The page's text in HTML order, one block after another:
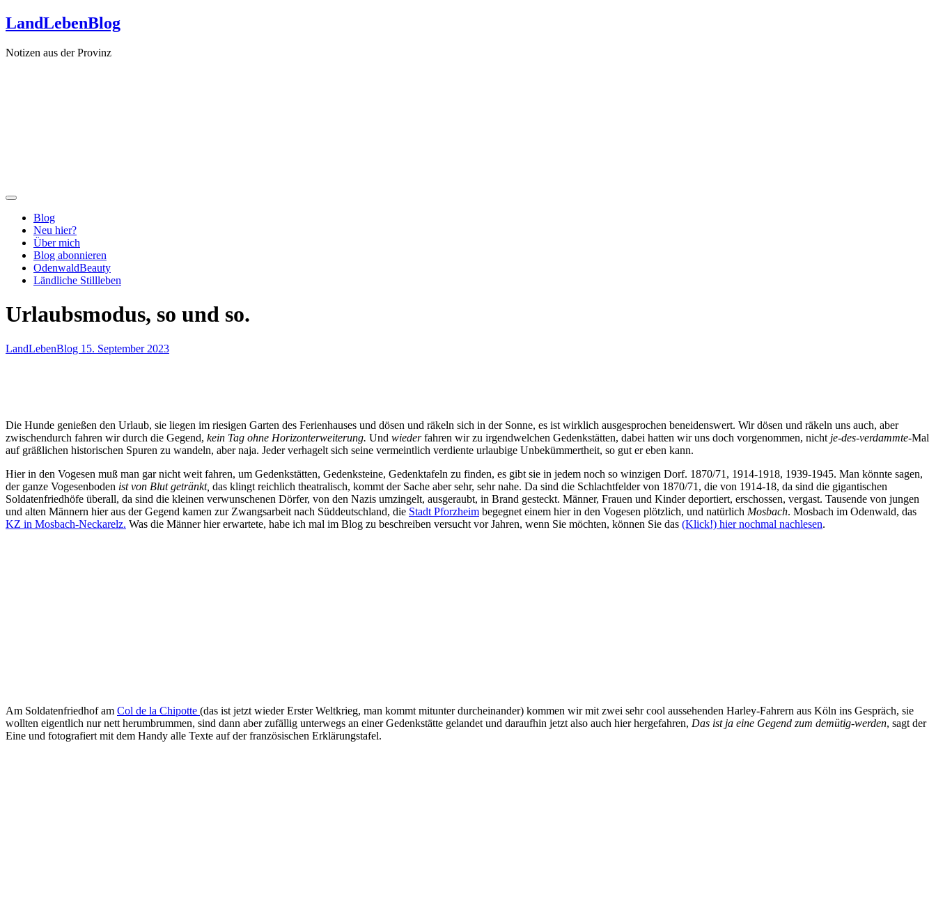
Zum
Inhalt
LandLebenBlog
Notizen aus der Provinz
Blog
Neu hier?
Über mich
Blog abonnieren
OdenwaldBeauty
Ländliche Stillleben
Urlaubsmodus, so und so.
LandLebenBlog 15. September 2023
Die Hunde genießen den Urlaub, sie liegen im riesigen Garten des Ferienhauses und dösen und räkeln sich in der Sonne, es ist wirklich ausgesprochen beneidenswert. Wir dösen und räkeln uns auch, aber
zwischendurch fahren wir durch die Gegend, kein Tag ohne Horizonterweiterung. Und wiederfahren wir zu irgendwelchen Gedenkstätten, dabei hatten wir uns doch vorgenommen, nicht je-des-verdammte-Mal
auf gräßlichen historischen Spuren zu wandeln, aber naja. Jeder verhagelt sich seine vermeintlich verdiente urlaubige Unbekümmertheit, so gut er eben kann.
Hier in den Vogesen muß man gar nicht weit fahren, um Gedenkstätten, Gedenksteine, Gedenktafeln zu finden, es gibt sie in jedem noch so winzigen Dorf. 1870/71, 1914-1918, 1939-1945. Man könnte sagen,
der ganze Vogesenboden ist von Blut getränkt, das klingt reichlich theatralisch, kommt der Sache aber sehr, sehr nahe. Da sind die Schlachtfelder von 1870/71, die von 1914-18, da sind die gigantischen
Soldatenfriedhöfe überall, da sind die kleinen verwunschenen Dörfer, von den Nazis umzingelt, ausgeraubt, in Brand gesteckt. Männer, Frauen und Kinder deportiert, erschossen, vergast. Tausende von jungen
und alten Männern hier aus der Gegend kamen zur Zwangsarbeit nach Süddeutschland, die Stadt Pforzheim begegnet einem hier in den Vogesen plötzlich, und natürlich Mosbach. Mosbach im Odenwald, das
KZ in Mosbach-Neckarelz. Was die Männer hier erwartete, habe ich mal im Blog zu beschreiben versucht vor Jahren, wenn Sie möchten, können Sie das (Klick!) hier nochmal nachlesen.
Am Soldatenfriedhof am Col de la Chipotte (das ist jetzt wieder Erster Weltkrieg, man kommt mitunter durcheinander) kommen wir mit zwei sehr cool aussehenden Harley-Fahrern aus Köln ins Gespräch, sie
wollten eigentlich nur nett herumbrummen, sind dann aber zufällig unterwegs an einer Gedenkstätte gelandet und daraufhin jetzt also auch hier hergefahren, Das ist ja eine Gegend zum demütig-werden, sagt der
Eine und fotografiert mit dem Handy alle Texte auf der französischen Erklärungstafel.